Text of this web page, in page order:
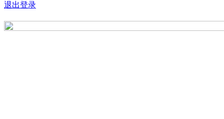
退出登录